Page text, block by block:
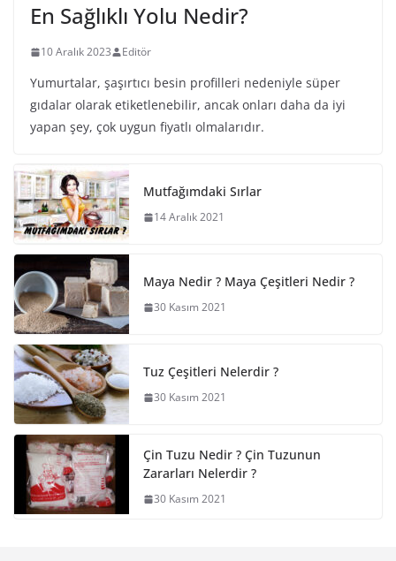
En Sağlıklı Yolu Nedir?
10 Aralık 2023 Editör
Yumurtalar, şaşırtıcı besin profilleri nedeniyle süper
gıdalar olarak etiketlenebilir, ancak onları daha da iyi
yapan şey, çok uygun fiyatlı olmalarıdır.
Mutfağımdaki Sırlar
14 Aralık 2021
Maya Nedir ? Maya Çeşitleri Nedir ?
30 Kasım 2021
Tuz Çeşitleri Nelerdir ?
30 Kasım 2021
Çin Tuzu Nedir ? Çin Tuzunun
Zararları Nelerdir ?
30 Kasım 2021